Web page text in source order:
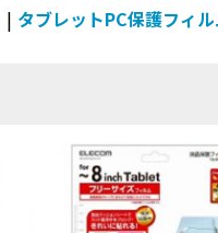
| タブレットPC保護フィ